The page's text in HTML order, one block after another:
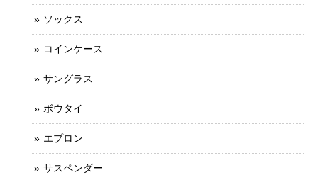
ソックス
コインケース
サングラス
ボウタイ
エプロン
サスペンダー